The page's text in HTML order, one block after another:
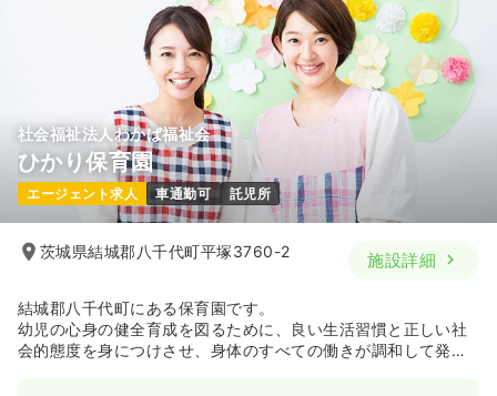
社会福祉法人わかば福祉会
ひかり保育園
エージェント求人 車通勤可 託児所
茨城県結城郡八千代町平塚3760-2 施設詳細
結城郡八千代町にある保育園です。
幼児の心身の健全育成を図るために、良い生活習慣と正しい社
会的態度を身につけさせ、身体のすべての働きが調和して発育